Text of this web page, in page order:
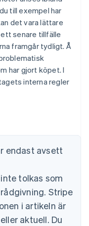
till exempel har
det vara lättare
senare tillfälle
framgår tydligt. Å
har gjort köpet. I
interna regler
endast avsett
tolkas som
Stripe
i artikeln är
aktuell. Du